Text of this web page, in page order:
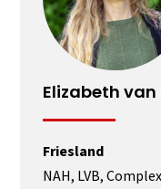
Elizabeth van
Friesland
NAH, LVB,